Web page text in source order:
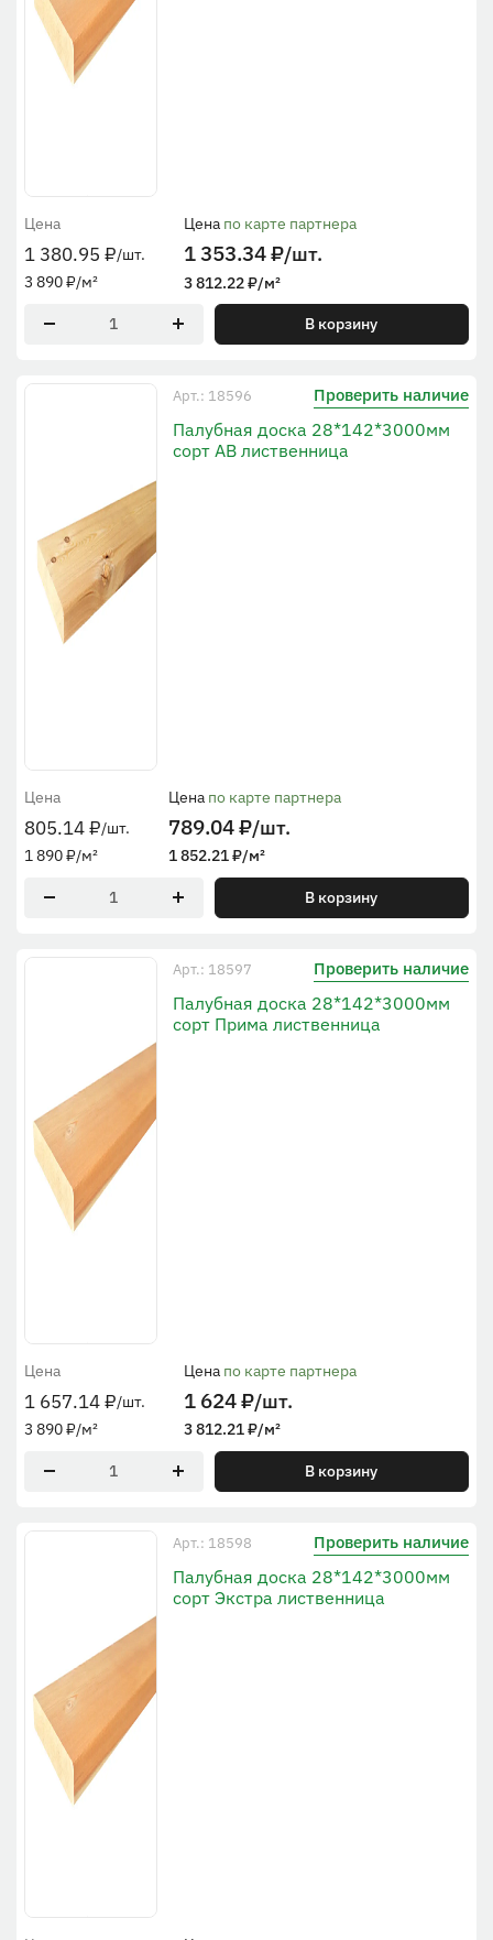
Цена
1 380.95 ₽/шт.
3 890₽/м²
Цена по карте партнера
1 353.34₽/шт.
3 812.22₽/м²
В корзину
Арт.: 18596 Проверить наличие
Палубная доска 28*142*3000мм
сорт АВ лиственница
Цена
805.14₽/шт.
1 890₽/м²
Цена по карте партнера
789.04₽/шт.
1 852.21₽/м²
В корзину
Арт.: 18597 Проверить наличие
Палубная доска 28*142*3000мм
сорт Прима лиственница
Цена
1 657.14₽/шт.
3 890₽/м²
Цена по карте партнера
1 624₽/шт.
3 812.21₽/м²
В корзину
Арт.: 18598 Проверить наличие
Палубная доска 28*142*3000мм
сорт Экстра лиственница